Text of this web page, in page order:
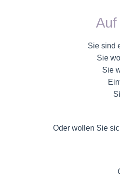
Auf
Sie sind
Sie
Sie
Oder wollen Sie